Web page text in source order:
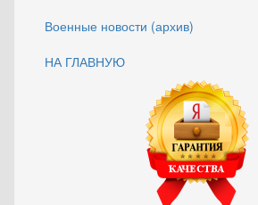
Военные новости (архив)
НА ГЛАВНУЮ